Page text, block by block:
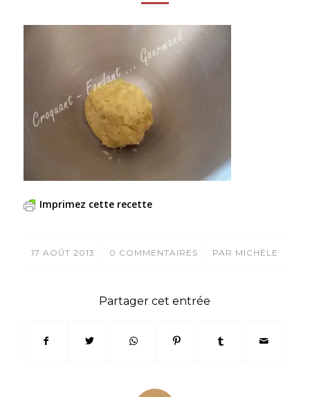
Imprimez cette recette
17 AOÛT 2013
/ 0 COMMENTAIRES
/ PAR MICHÈLE
Partager cet entrée